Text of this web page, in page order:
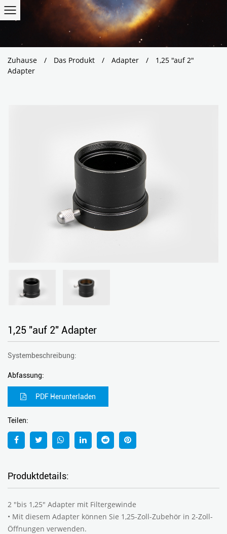
Zuhause / Das Produkt / Adapter /
1,25 "auf 2"
Adapter
1,25 "auf 2" Adapter
Systembeschreibung:
Abfassung:
PDF Herunterladen
Teilen:
Produktdetails:
2 "bis 1,25" Adapter mit Filtergewinde
• Mit diesem Adapter können Sie 1,25-Zoll-Zubehör in 2-Zoll-
Öffnungen verwenden.